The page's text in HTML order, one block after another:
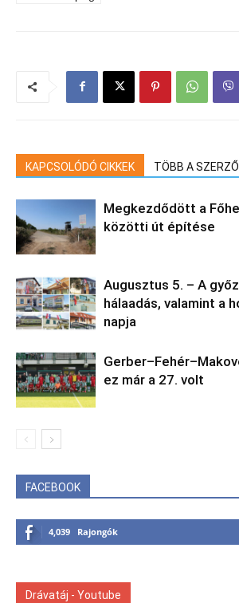
KAPCSOLÓDÓ CIKKEK TÖBB A
Megkezdődött a
közötti út építése
Augusztus 5. – A
hálaadás, valamint a
napja
ez már a 27. volt
FACEBOOK
4,039 Rajongók
Drávatáj - Youtube